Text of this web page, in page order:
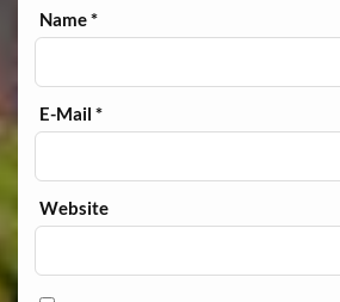
Name*
E-Mail*
Website